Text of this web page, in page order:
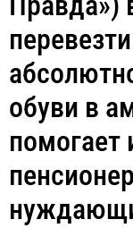
обуви в
помогает